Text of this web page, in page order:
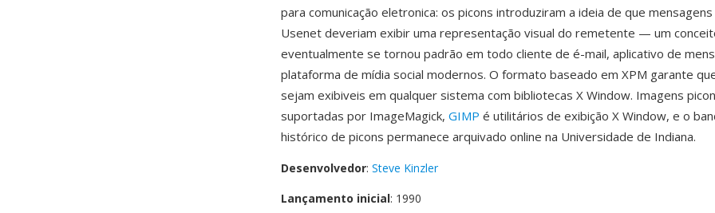
para comunicação eletronica: os picons introduziram a ideia de que
Usenet deveriam exibir uma representação visual do remetente — um
eventualmente se tornou padrão em todo cliente de é-mail, aplicativo de
plataforma de mídia social modernos. O formato baseado em XPM garante
sejam exibiveis em qualquer sistema com bibliotecas X Window. Imagens
suportadas por ImageMagick, GIMP é utilitários de exibição X Window, e o
histórico de picons permanece arquivado online na Universidade de Indiana.
Desenvolvedor: Steve Kinzler
Lançamento inicial: 1990